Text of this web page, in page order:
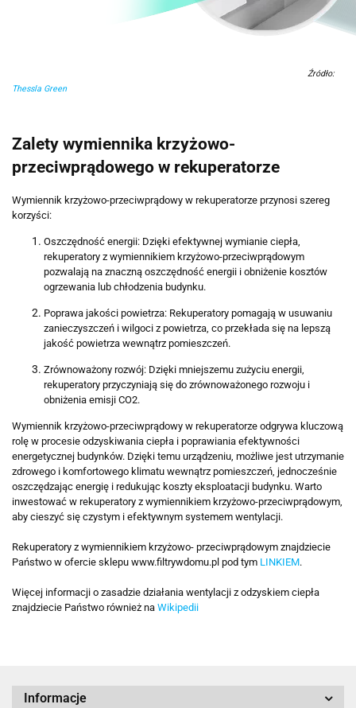
Źródło:
Thessla Green
Zalety wymiennika krzyżowo-
przeciwprądowego w rekuperatorze
Wymiennik krzyżowo-przeciwprądowy w rekuperatorze przynosi szereg
korzyści:
Oszczędność energii: Dzięki efektywnej wymianie ciepła,
rekuperatory z wymiennikiem krzyżowo-przeciwprądowym
pozwalają na znaczną oszczędność energii i obniżenie kosztów
ogrzewania lub chłodzenia budynku.
Poprawa jakości powietrza: Rekuperatory pomagają w usuwaniu
zanieczyszczeń i wilgoci z powietrza, co przekłada się na lepszą
jakość powietrza wewnątrz pomieszczeń.
Zrównoważony rozwój: Dzięki mniejszemu zużyciu energii,
rekuperatory przyczyniają się do zrównoważonego rozwoju i
obniżenia emisji CO2.
Wymiennik krzyżowo-przeciwprądowy w rekuperatorze odgrywa kluczową
rolę w procesie odzyskiwania ciepła i poprawiania efektywności
energetycznej budynków. Dzięki temu urządzeniu, możliwe jest utrzymanie
zdrowego i komfortowego klimatu wewnątrz pomieszczeń, jednocześnie
oszczędzając energię i redukując koszty eksploatacji budynku. Warto
inwestować w rekuperatory z wymiennikiem krzyżowo-przeciwprądowym,
aby cieszyć się czystym i efektywnym systemem wentylacji.
Rekuperatory z wymiennikiem krzyżowo- przeciwprądowym znajdziecie
Państwo w ofercie sklepu www.filtrywdomu.pl pod tym LINKIEM.
Więcej informacji o zasadzie działania wentylacji z odzyskiem ciepła
znajdziecie Państwo również na Wikipedii
Informacje